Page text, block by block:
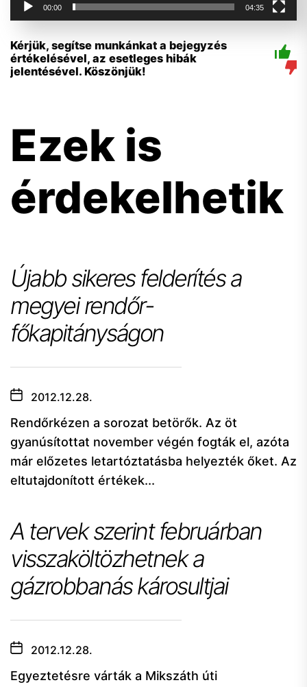
00:00 04:35
Kérjük, segítse munkánkat a bejegyzés
értékelésével, az esetleges hibák
jelentésével. Köszönjük!
Ezek is
érdekelhetik
Újabb sikeres felderítés a
megyei rendőr-
főkapitányságon
2012.12.28.
Rendőrkézen a sorozat betörők. Az öt
gyanúsítottat november végén fogták el, azóta
már előzetes letartóztatásba helyezték őket. Az
eltutajdonított értékek...
A tervek szerint februárban
visszaköltözhetnek a
gázrobbanás károsultjai
2012.12.28.
Egyeztetésre várták a Mikszáth úti